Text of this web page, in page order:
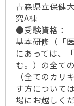
青森県立保健
究A棟
●受験資格：
基本研修（「
にあっては、
む。）の全て
（全てのカリ
す方について
場にお越しく